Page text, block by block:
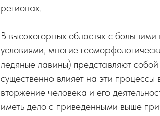
регионах.
В высокогорных областях с
условиями, многие
ледяные лавины) представляют
существенно влияет на эти
вторжение человека и его
иметь дело с приведенными выше